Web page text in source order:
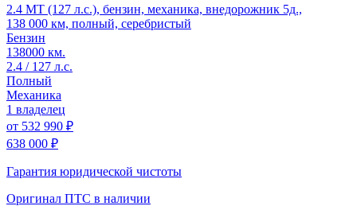
2.4 MT (127 л.с.), бензин, механика, внедорожник 5д.,
138 000 км, полный, серебристый
Бензин
138000 км.
2.4 / 127 л.с.
Полный
Механика
1 владелец
от 532 990 ₽
638 000 ₽
Гарантия юридической чистоты
Оригинал ПТС в наличии